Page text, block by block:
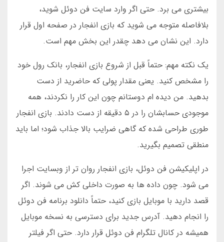
بیشتری می برد. حتی اگر وارد سایت فن دوئل شوید،
بلافاصله متوجه می شوید که بازی انفجار در صفحه اول قرار
دارد. این نشان می دهد چقدر این بخش مهم است.
یک نکته مهم: حتماً قبل از شروع بازی انفجار، بانک رول خود
را مشخص کنید. یعنی مقدار پولی که حاضرید از دست
بدهید. من دیده ام دوستانم چون این کار را نکردند، همه
موجودی حسابشان را در ۵ دقیقه از دست دادند. بازی انفجار
طوری طراحی شده که گاهی ضرایب بالا جذاب شود؛ اما باید
منطقی تصمیم بگیرید.
در اپلیکیشن فن دوئل، بازی انفجار روان تر از وبسایت اجرا
می شود. چون داده ها به صورت داخلی کش می شوند. اگر
قصد دارید با موبایل بازی کنید، حتماً دانلود برنامه فن دوئل
را انجام دهید. آدرس جدید برای دسترسی به نسخه موبایل
همیشه در کانال تلگرام فن دوئل قرار دارد. حتی اگر فیلتر